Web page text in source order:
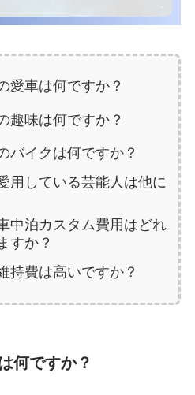
愛車は何ですか？
趣味は何ですか？
バイクは何ですか？
用している芸能人は他に
中泊カスタム費用はどれ
すか？
持費は高いですか？
何ですか？